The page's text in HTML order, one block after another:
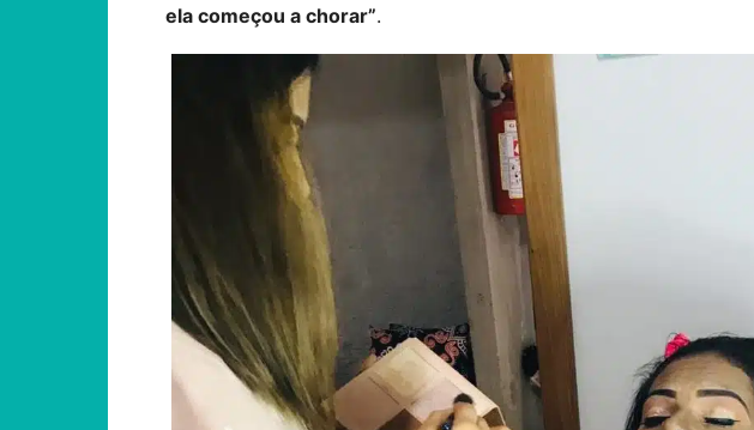
ela começou a chorar”.